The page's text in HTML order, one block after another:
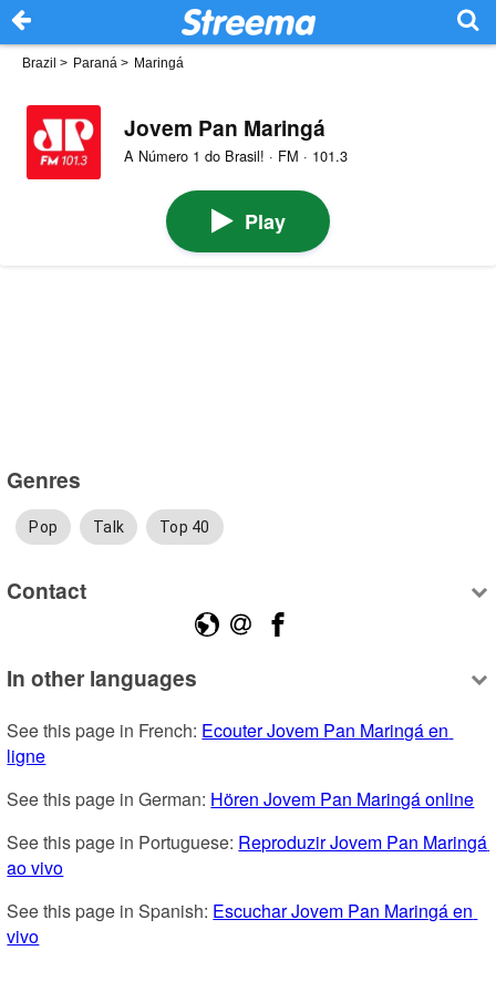
Brazil > Paraná > Maringá
Jovem Pan Maringá
A Número 1 do Brasil! · FM · 101.3
Play
Genres
Pop Talk Top 40
Contact
In other languages
See this page in French: Ecouter Jovem Pan Maringá en
ligne
See this page in German: Hören Jovem Pan Maringá online
See this page in Portuguese: Reproduzir Jovem Pan Maringá
ao vivo
See this page in Spanish: Escuchar Jovem Pan Maringá en
vivo